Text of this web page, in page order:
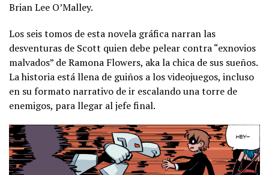
Brian Lee O’Malley.
Los seis tomos de esta novela gráfica narran las
desventuras de Scott quien debe pelear contra “exnovios
malvados” de Ramona Flowers, aka la chica de sus sueños.
La historia está llena de guiños a los videojuegos, incluso
en su formato narrativo de ir escalando una torre de
enemigos, para llegar al jefe final.